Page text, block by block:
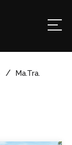
Ma.Tra.